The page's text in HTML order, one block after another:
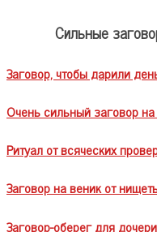
Сильные
Заговор, чтобы дарили
Очень сильный заговор
Ритуал от всяческих
Заговор на веник от
Заговор-оберег для дочери